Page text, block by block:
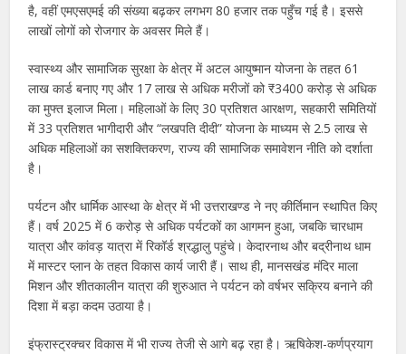
है, वहीं एमएसएमई की संख्या बढ़कर लगभग 80 हजार तक पहुँच गई है। इससे
लाखों लोगों को रोजगार के अवसर मिले हैं।
स्वास्थ्य और सामाजिक सुरक्षा के क्षेत्र में अटल आयुष्मान योजना के तहत 61
लाख कार्ड बनाए गए और 17 लाख से अधिक मरीजों को ₹3400 करोड़ से अधिक
का मुफ्त इलाज मिला। महिलाओं के लिए 30 प्रतिशत आरक्षण, सहकारी समितियों
में 33 प्रतिशत भागीदारी और “लखपति दीदी” योजना के माध्यम से 2.5 लाख से
अधिक महिलाओं का सशक्तिकरण, राज्य की सामाजिक समावेशन नीति को दर्शाता
है।
पर्यटन और धार्मिक आस्था के क्षेत्र में भी उत्तराखण्ड ने नए कीर्तिमान स्थापित किए
हैं। वर्ष 2025 में 6 करोड़ से अधिक पर्यटकों का आगमन हुआ, जबकि चारधाम
यात्रा और कांवड़ यात्रा में रिकॉर्ड श्रद्धालु पहुंचे। केदारनाथ और बद्रीनाथ धाम
में मास्टर प्लान के तहत विकास कार्य जारी हैं। साथ ही, मानसखंड मंदिर माला
मिशन और शीतकालीन यात्रा की शुरुआत ने पर्यटन को वर्षभर सक्रिय बनाने की
दिशा में बड़ा कदम उठाया है।
इंफ्रास्ट्रक्चर विकास में भी राज्य तेजी से आगे बढ़ रहा है। ऋषिकेश-कर्णप्रयाग